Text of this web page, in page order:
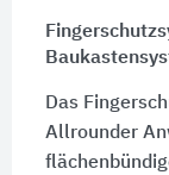
Das
Allrounder